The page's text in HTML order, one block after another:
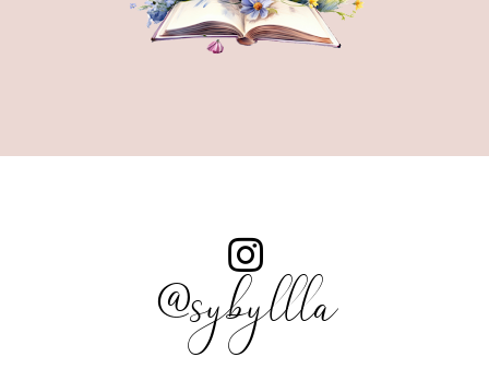
@sybyllla